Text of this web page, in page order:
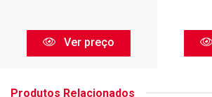
Ver preço
Produtos Relacionados